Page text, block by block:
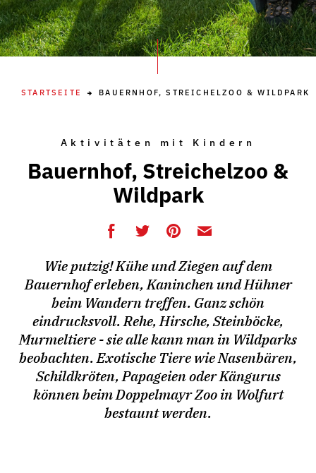
STARTSEITE BAUERNHOF, STREICHELZOO & WILDPARK
Aktivitäten mit Kindern
Bauernhof, Streichelzoo &
Wildpark
Wie putzig! Kühe und Ziegen auf dem
Bauernhof erleben, Kaninchen und Hühner
beim Wandern treffen. Ganz schön
eindrucksvoll. Rehe, Hirsche, Steinböcke,
Murmeltiere - sie alle kann man in Wildparks
beobachten. Exotische Tiere wie Nasenbären,
Schildkröten, Papageien oder Kängurus
können beim Doppelmayr Zoo in Wolfurt
bestaunt werden.